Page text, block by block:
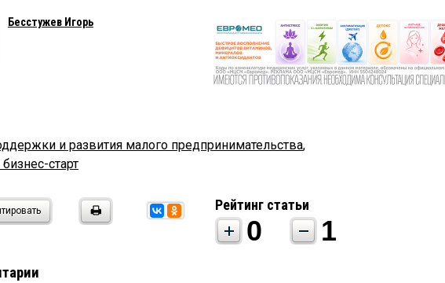
Бесстужев Игорь
и развития малого предпринимательства,
старт
Рейтинг статьи
0 1